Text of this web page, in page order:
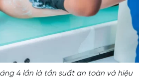
4 lần là tần suất an toàn và hiệu